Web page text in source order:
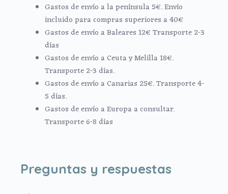
Gastos de envío a la península 5€. Envío
incluido para compras superiores a 40€
Gastos de envío a Baleares 12€ Transporte 2-3
días
Gastos de envío a Ceuta y Melilla 18€.
Transporte 2-3 días.
Gastos de envío a Canarias 25€. Transporte 4-
5 días.
Gastos de envío a Europa a consultar.
Transporte 6-8 días
Preguntas y respuestas